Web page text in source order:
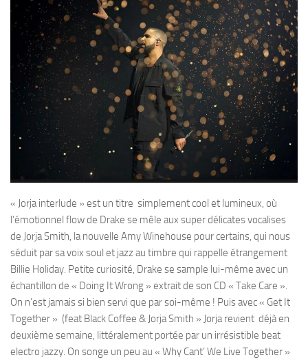
« Jorja interlude » est un titre simplement cool et lumineux, où
l’émotionnel flow de Drake se mêle aux super délicates vocalises
de Jorja Smith, la nouvelle Amy Winehouse pour certains, qui nous
séduit par sa voix soul et jazz au timbre qui rappelle étrangement
Billie Holiday. Petite curiosité, Drake se sample lui-même avec un
échantillon de « Doing It Wrong » extrait de son CD « Take Care ».
On n’est jamais si bien servi que par soi-même ! Puis avec « Get It
Together » (feat Black Coffee & Jorja Smith » Jorja revient déjà en
deuxième semaine, littéralement portée par un irrésistible beat
electro jazzy. On songe un peu au « Why Cant’ We Live Together »